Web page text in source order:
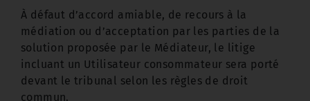
À défaut d’accord amiable, de recours à la
médiation ou d’acceptation par les parties de la
solution proposée par le Médiateur, le litige
incluant un Utilisateur consommateur sera porté
devant le tribunal selon les règles de droit
commun.